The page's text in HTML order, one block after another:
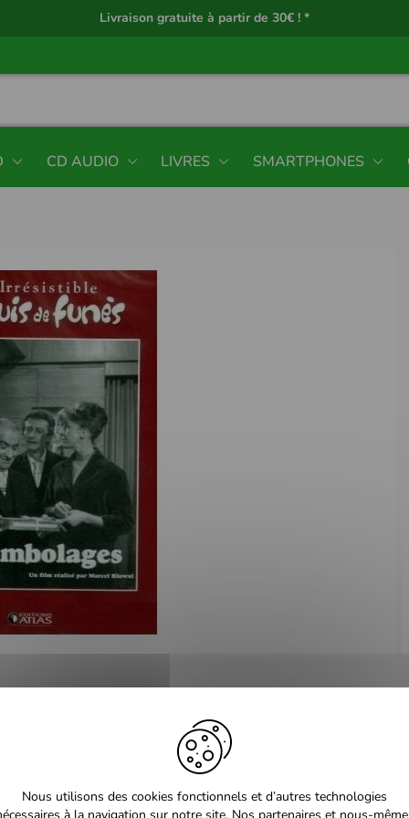
Livraison gratuite à partir de 30€ ! *
CD AUDIO LIVRES SMARTPHONES
Daumier -
De Funès
Nous utilisons des cookies fonctionnels et d’autres technologies
à la navigation sur notre site. Nos partenaires et nous-